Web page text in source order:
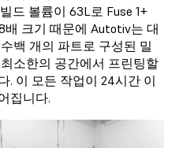
드 볼륨이 63L로 Fuse 1+
배 크기 때문에 Autotiv는 대
백 개의 파트로 구성된 밀
소한의 공간에서 프린팅할
. 이 모든 작업이 24시간 이
집니다.